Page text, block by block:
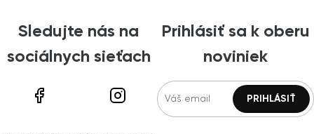
Sledujte nás na
sociálnych sieťach
Prihlásiť sa k oberu
noviniek